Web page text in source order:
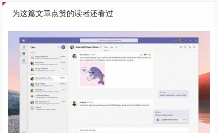
为这篇文章点赞的读者还看过